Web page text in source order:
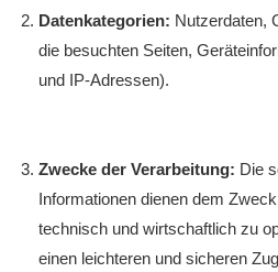
Datenkategorien: Nutzerdaten,
die besuchten Seiten,
und IP-Adressen).
Zwecke der Verarbeitung: Die
Informationen dienen dem
technisch und wirtschaftlich zu
einen leichteren und sicheren